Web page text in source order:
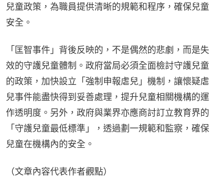
兒童政策，為職員提供清晰的規範和程序，確保兒童
安全。
「匡智事件」背後反映的，不是偶然的悲劇，而是失
效的守護兒童體制。政府當局必須全面檢討守護兒童
的政策，加快設立「強制申報虐兒」機制，讓懷疑虐
兒事件能盡快得到妥善處理，提升兒童相關機構的運
作透明度。另外，政府與業界亦應商討訂立教育界的
「守護兒童最低標準」，透過劃一規範和監察，確保
兒童在機構內的安全。
（文章內容代表作者觀點）